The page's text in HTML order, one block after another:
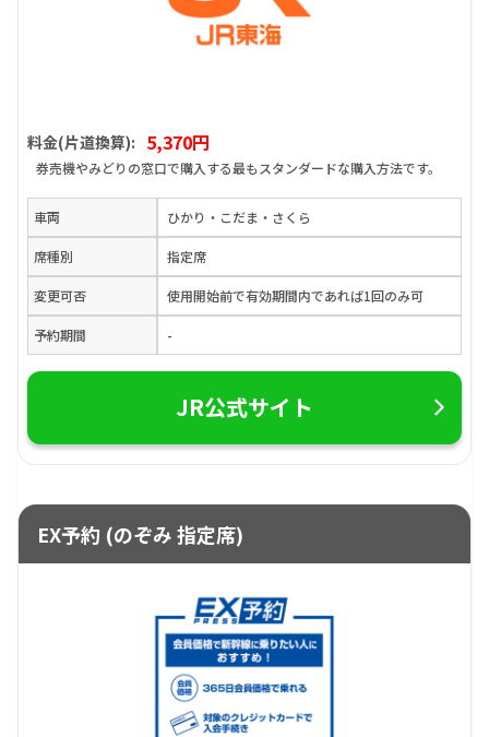
料金(片道換算): 5,370円
券売機やみどりの窓口で購入する最もスタンダードな購入方法です。
車両 ひかり・こだま・さくら
席種別 指定席
変更可否 使用開始前で有効期間内であれば1回のみ可
予約期間 -
JR公式サイト
EX予約 (のぞみ 指定席)